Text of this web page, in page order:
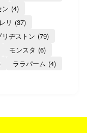
ン (4)
リ (37)
リヂストン (79)
モンスタ (6)
ララパーム (4)